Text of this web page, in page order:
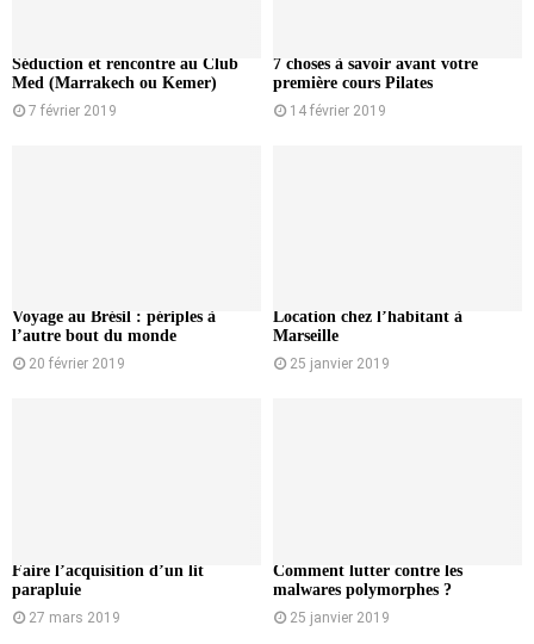
Séduction et rencontre au Club
Med (Marrakech ou Kemer)
7 février 2019
7 choses à savoir avant votre
première cours Pilates
14 février 2019
Voyage au Brésil : périples à
l’autre bout du monde
20 février 2019
Location chez l’habitant à
Marseille
25 janvier 2019
Faire l’acquisition d’un lit
parapluie
27 mars 2019
Comment lutter contre les
malwares polymorphes ?
25 janvier 2019